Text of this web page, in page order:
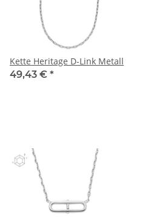
Kette Heritage D-Link Metall
49,43 € *